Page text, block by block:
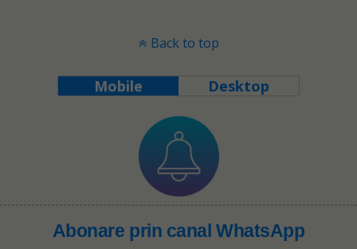
Back to top
Mobile Desktop
Abonare prin canal WhatsApp